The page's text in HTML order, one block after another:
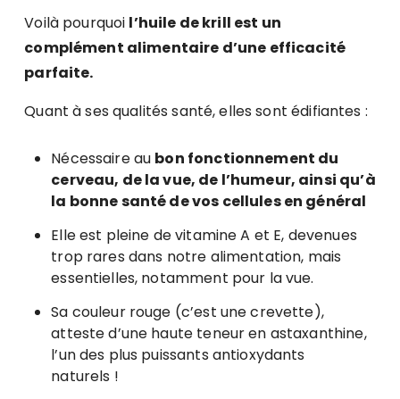
Voilà pourquoi l’huile de krill est un
complément alimentaire d’une efficacité
parfaite.
Quant à ses qualités santé, elles sont édifiantes :
Nécessaire au bon fonctionnement du
cerveau, de la vue, de l’humeur, ainsi qu’à
la bonne santé de vos cellules en général
Elle est pleine de vitamine A et E, devenues
trop rares dans notre alimentation, mais
essentielles, notamment pour la vue.
Sa couleur rouge (c’est une crevette),
atteste d’une haute teneur en astaxanthine,
l’un des plus puissants antioxydants
naturels !